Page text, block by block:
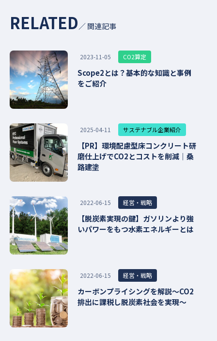
RELATED／ 関連記事
2023-11-05 CO2算定
Scope2とは？基本的な知識と事例
をご紹介
2025-04-11 サステナブル企業紹介
【PR】環境配慮型床コンクリート研
磨仕上げでCO2とコストを削減｜桑
路建塗
2022-06-15 経営・戦略
【脱炭素実現の鍵】ガソリンより強
いパワーをもつ水素エネルギーとは
2022-06-15 経営・戦略
カーボンプライシングを解説〜CO2
排出に課税し脱炭素社会を実現〜